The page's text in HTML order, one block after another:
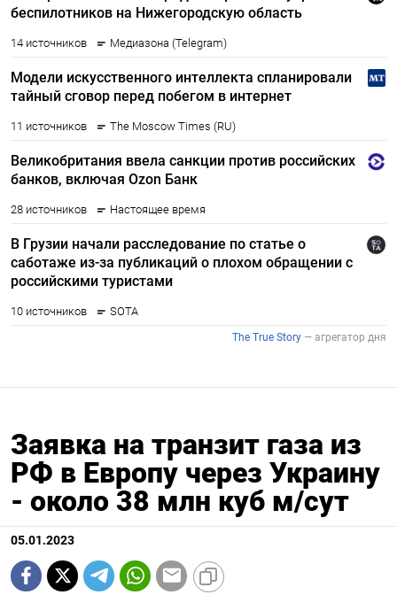
Заявка на транзит газа из
РФ в Европу через Украину
- около 38 млн куб м/сут
05.01.2023